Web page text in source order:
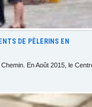
DE PÈLERINS EN
En Août 2015, le